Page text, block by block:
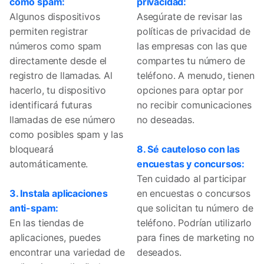
Algunos dispositivos
permiten registrar
números como spam
directamente desde el
registro de llamadas. Al
hacerlo, tu dispositivo
identificará futuras
llamadas de ese número
como posibles spam y las
bloqueará
automáticamente.
3. Instala aplicaciones
anti-spam:
En las tiendas de
aplicaciones, puedes
encontrar una variedad de
Asegúrate de revisar las
políticas de privacidad de
las empresas con las que
compartes tu número de
teléfono. A menudo, tienen
opciones para optar por
no recibir comunicaciones
no deseadas.
8. Sé cauteloso con las
encuestas y concursos:
Ten cuidado al participar
en encuestas o concursos
que solicitan tu número de
teléfono. Podrían utilizarlo
para fines de marketing no
deseados.